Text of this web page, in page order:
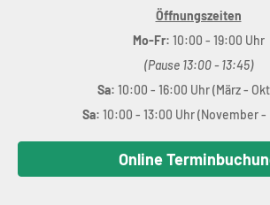
Öffnungszeiten
Mo-Fr: 10:00 - 19:00 Uhr
(Pause 13:00 - 13:45)
Sa: 10:00 - 16:00 Uhr (März -
Sa: 10:00 - 13:00 Uhr (November -
Online